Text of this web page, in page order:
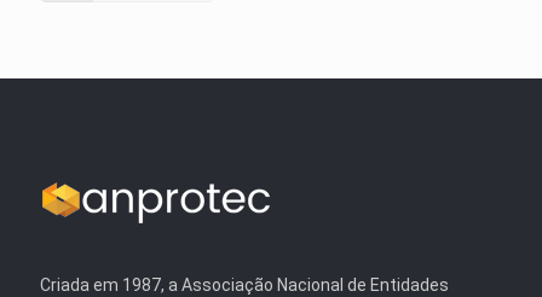
Criada em 1987, a Associação Nacional de Entidades